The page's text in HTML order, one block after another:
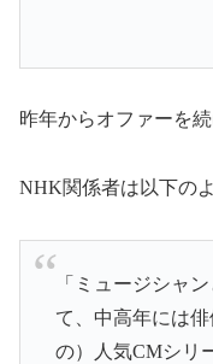
昨年からオファーを
NHK関係者は以下の
「ミュージシャ
て、中高年には
の）人気CMシリ